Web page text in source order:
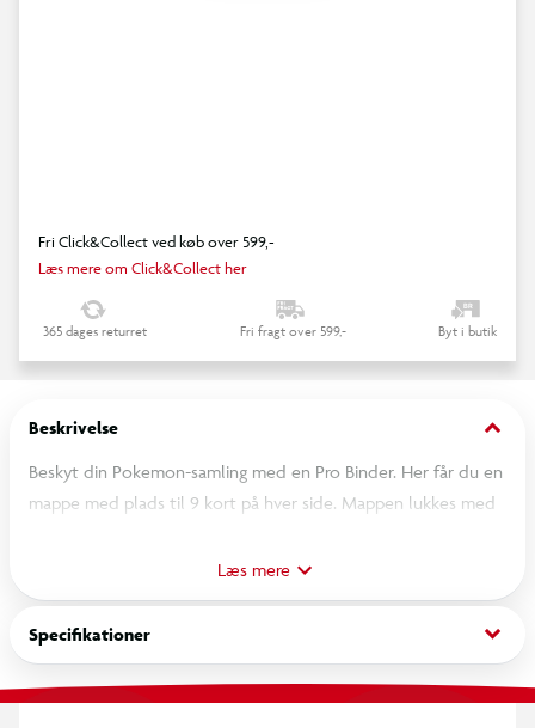
Fri Click&Collect ved køb over 599,-
Læs mere om Click&Collect her
365 dages returret Fri fragt over 599,- Byt i butik
Beskrivelse keyboard_arrow_down
Beskyt din Pokemon-samling med en Pro Binder. Her får du en
mappe med plads til 9 kort på hver side. Mappen lukkes med
Læs mere
Specifikationer keyboard_arrow_down